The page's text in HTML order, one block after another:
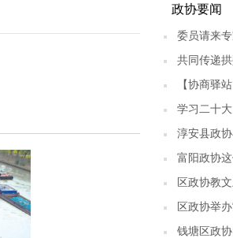
政协要闻
委员请来
共同传递
【协商驿
学习二十
淳安县政
富阳政协
区政协教
区政协举
钱塘区政